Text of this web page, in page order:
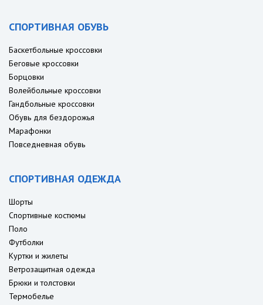
СПОРТИВНАЯ ОБУВЬ
Баскетбольные кроссовки
Беговые кроссовки
Борцовки
Волейбольные кроссовки
Гандбольные кроссовки
Обувь для бездорожья
Марафонки
Повседневная обувь
СПОРТИВНАЯ ОДЕЖДА
Шорты
Спортивные костюмы
Поло
Футболки
Куртки и жилеты
Ветрозащитная одежда
Брюки и толстовки
Термобелье